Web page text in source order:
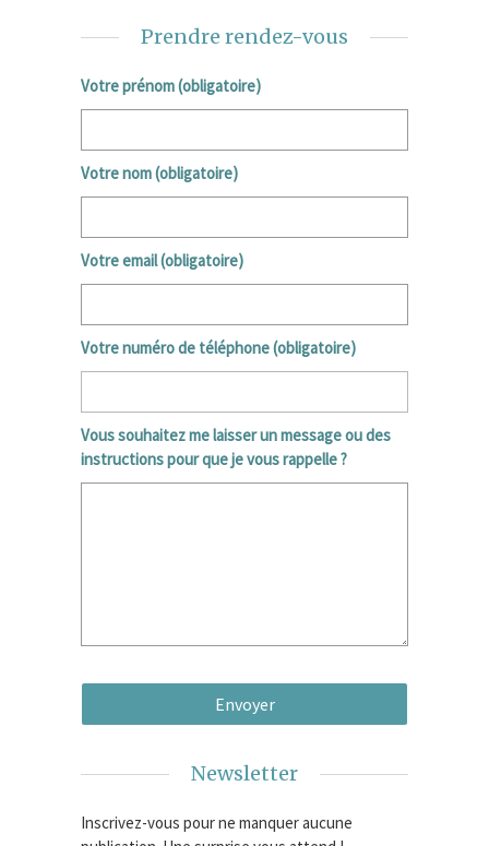
Prendre rendez-vous
Votre prénom (obligatoire)
Votre nom (obligatoire)
Votre email (obligatoire)
Votre numéro de téléphone (obligatoire)
Vous souhaitez me laisser un message ou des
instructions pour que je vous rappelle ?
Newsletter
Inscrivez-vous pour ne manquer aucune